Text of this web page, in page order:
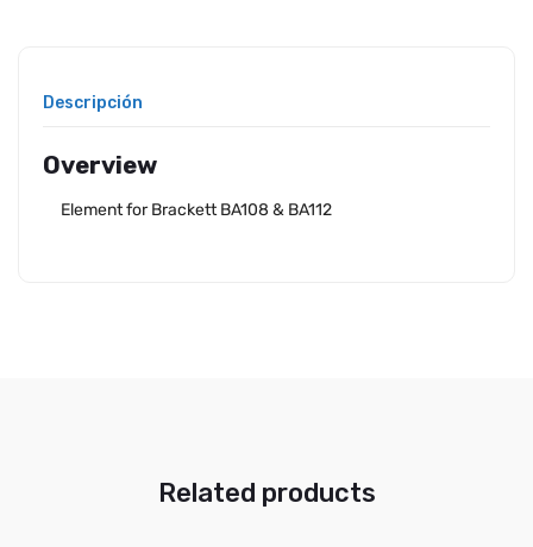
Descripción
Overview
Element for Brackett BA108 & BA112
Related products